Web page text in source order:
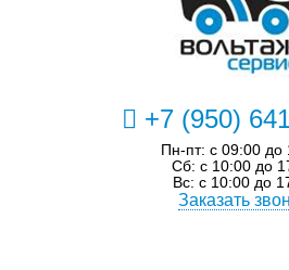
+7 (950)
Пн-пт: с 09:00 до
Сб: с 10:00 до
Вс: с 10:00 до
Заказать